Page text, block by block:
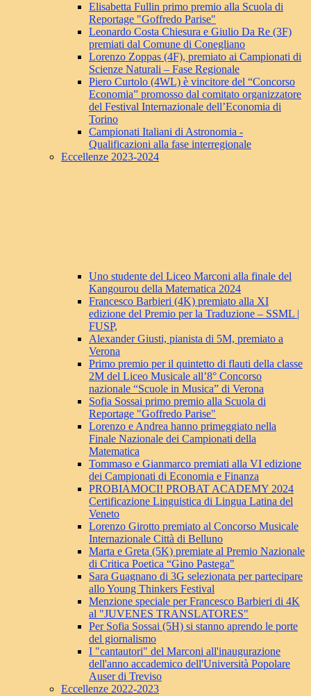
Elisabetta Fullin primo premio alla Scuola di
Reportage "Goffredo Parise"
Leonardo Costa Chiesura e Giulio Da Re (3F)
premiati dal Comune di Conegliano
Lorenzo Zoppas (4F), premiato ai Campionati di
Scienze Naturali – Fase Regionale
Piero Curtolo (4WL) è vincitore del “Concorso
Economia” promosso dal comitato organizzatore
del Festival Internazionale dell’Economia di
Torino
Campionati Italiani di Astronomia -
Qualificazioni alla fase interregionale
Eccellenze 2023-2024
Uno studente del Liceo Marconi alla finale del
Kangourou della Matematica 2024
Francesco Barbieri (4K) premiato alla XI
edizione del Premio per la Traduzione – SSML |
FUSP,
Alexander Giusti, pianista di 5M, premiato a
Verona
Primo premio per il quintetto di flauti della classe
2M del Liceo Musicale all’8° Concorso
nazionale “Scuole in Musica” di Verona
Sofia Sossai primo premio alla Scuola di
Reportage "Goffredo Parise"
Lorenzo e Andrea hanno primeggiato nella
Finale Nazionale dei Campionati della
Matematica
Tommaso e Gianmarco premiati alla VI edizione
dei Campionati di Economia e Finanza
PROBIAMOCI! PROBAT ACADEMY 2024
Certificazione Linguistica di Lingua Latina del
Veneto
Lorenzo Girotto premiato al Concorso Musicale
Internazionale Città di Belluno
Marta e Greta (5K) premiate al Premio Nazionale
di Critica Poetica “Gino Pastega"
Sara Guagnano di 3G selezionata per partecipare
allo Young Thinkers Festival
Menzione speciale per Francesco Barbieri di 4K
al "JUVENES TRANSLATORES"
Per Sofia Sossai (5H) si stanno aprendo le porte
del giornalismo
I "cantautori" del Marconi all'inaugurazione
dell'anno accademico dell'Università Popolare
Auser di Treviso
Eccellenze 2022-2023